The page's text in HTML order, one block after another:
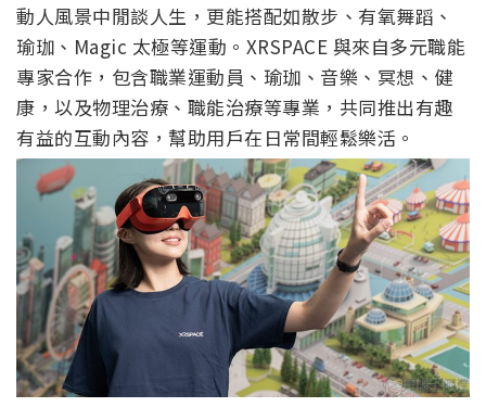
動人風景中閒談人生，更能搭配如散步、有氧舞蹈、
瑜珈、Magic 太極等運動。XRSPACE 與來自多元職能
專家合作，包含職業運動員、瑜珈、音樂、冥想、健
康，以及物理治療、職能治療等專業，共同推出有趣
有益的互動內容，幫助用戶在日常間輕鬆樂活。